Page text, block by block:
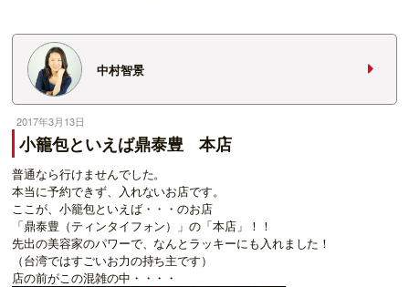
中村智景
2017年3月13日
小籠包といえば鼎泰豊 本店
普通なら行けませんでした。
本当に予約できず、入れないお店です。
ここが、小籠包といえば・・・のお店
「鼎泰豊（ティンタイフォン）」の「本店」！！
先出の美容家のパワーで、なんとラッキーにも入れました！
（台湾ではすごいお力の持ち主です）
店の前がこの混雑の中・・・・